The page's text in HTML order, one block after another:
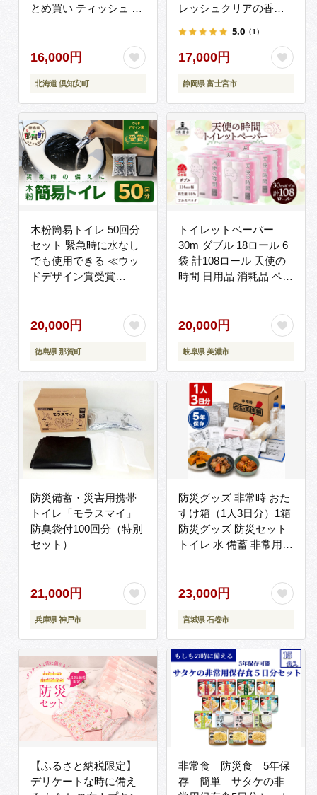
とめ買い ティッシュ リ
必需品 備蓄 ペーパー 紙
北海道 倶知安町 日用品
16,000円
北海道 倶知安町
レッシュクリアの香り
ク 72ロール 25m トイ
レットペーパー パルプ
100％ 消臭 防臭 日用品
消耗品 備蓄
5.0 （1）
17,000円
静岡県 富士宮市
木粉簡易トイレ 50回分
セット 緊急時に水なし
でも使用できる ≪ウッ
ドデザイン賞受賞
帯用トイレ 備蓄品 防災
セット 防災グッズ 非常
用 吸水性 抗菌性 防臭
備蓄 消臭 介護 防災 豪
雨 地震 台風 断水 洪水
災害 長期保存 簡単使
用】NW-1
20,000円
徳島県 那賀町
トイレットペーパー
30m ダブル 18ロール 6
袋 計108ロール 天使の
時間 日用品 消耗品 ペー
114mm幅 非常用 備蓄
防災 まとめ買い 国産 日
本製 送料無料 川一製紙
岐阜県 美濃市
20,000円
岐阜県 美濃市
防災備蓄・災害用携帯
トイレ「モラスマイ」
防臭袋付100回分（特別
セット）
21,000円
兵庫県 神戸市
防災グッズ 非常時 おた
すけ箱（1人3日分）1箱
防災グッズ 防災セット
トイレ 水 備蓄 非常用
時持ち出し 避難グッズ
5年保存 長期保存 災害
石巻 宮城県 石巻市 送料
無料
23,000円
宮城県 石巻市
【ふるさと納税限定】
デリケートな時に備え
非常食 防災食 5年保
存 簡単 サタケの非